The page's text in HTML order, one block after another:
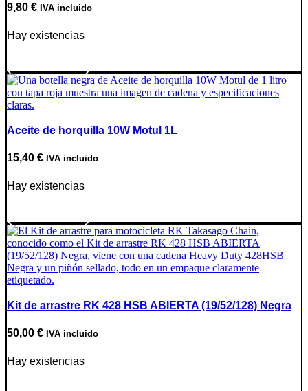
9,80 € IVA incluido
Hay existencias
Aceite de horquilla 10W Motul 1L
15,40 € IVA incluido
Hay existencias
Kit de arrastre RK 428 HSB ABIERTA (19/52/128) Negra
50,00 € IVA incluido
Hay existencias